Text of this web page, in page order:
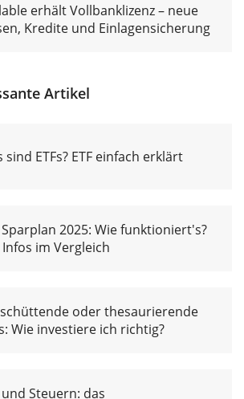
erhält Vollbanklizenz – neue
Kredite und Einlagensicherung
Artikel
sind ETFs? ETF einfach erklärt
Sparplan 2025: Wie funktioniert's?
Infos im Vergleich
oder thesaurierende
Wie investiere ich richtig?
und Steuern: das